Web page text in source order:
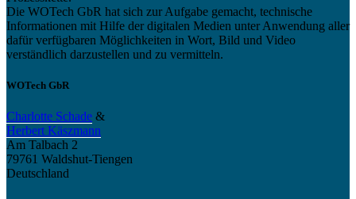
Die WOTech GbR hat sich zur Aufgabe gemacht, technische
Informationen mit Hilfe der digitalen Medien unter Anwendung aller
dafür verfügbaren Möglichkeiten in Wort, Bild und Video
verständlich darzustellen und zu vermitteln.
WOTech GbR
Charlotte Schade &
Herbert Käszmann
Am Talbach 2
79761 Waldshut-Tiengen
Deutschland